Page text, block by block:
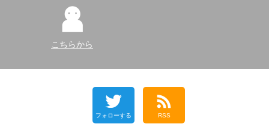
こちらから
フォローする RSS